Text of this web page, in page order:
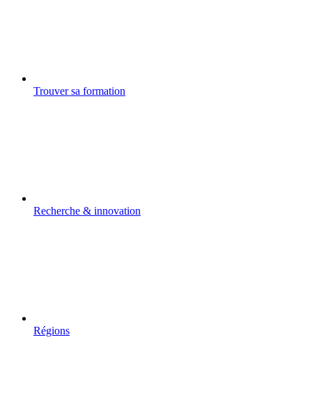
Trouver sa formation
Recherche & innovation
Régions